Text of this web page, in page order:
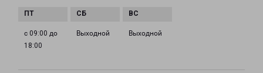
с 09:00 до
18:00
Выходной Выходной